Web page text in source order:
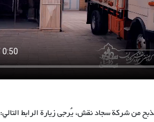
من شركة سجاد نقش، يُرجى زيارة الرابط التالي: